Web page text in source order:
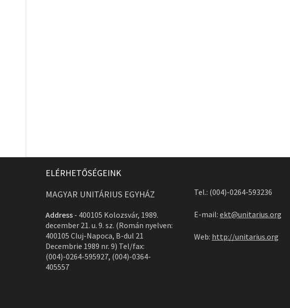
ELÉRHETŐSÉGEINK
MAGYAR UNITÁRIUS EGYHÁZ
Address - 400105 Kolozsvár, 1989.
december 21. u. 9. sz. (Román nyelven:
400105 Cluj-Napoca, B-dul 21
Decembrie 1989 nr. 9) Tel/fax:
(004)-0264-595927, (004)-0364-
405557
Tel.: (004)-0264-593236
E-mail: ekt@unitarius.org
Web: http://unitarius.org